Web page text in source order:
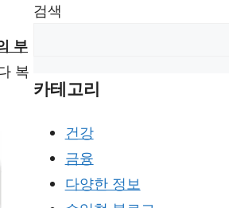
부
복
검색
카테고리
건강
금융
다양한 정보